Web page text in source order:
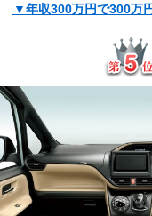
▼年収300万円で300万